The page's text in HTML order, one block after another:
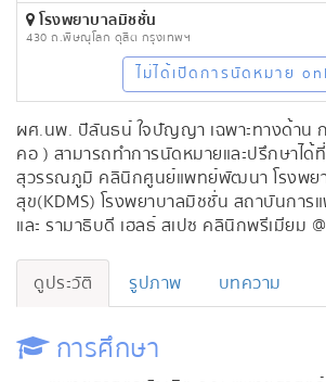
โรงพยาบาลมิชชั่น
430 ถ.พิษณุโลก ดุสิต กรุงเทพฯ
ไม่ได้เปิดการนัดหมาย
ผศ.นพ. ปิลันธน์ ใจปัญญา เฉพาะทางด้าน
คอ ) สามารถทำการนัดหมายและปรึกษาได้
สุวรรณภูมิ คลินิกศูนย์แพทย์พัฒนา โรงพย
สุข(KDMS) โรงพยาบาลมิชชั่น สถาบันกา
และ รามาธิบดี เฮลธ์ สเปซ คลินิกพรีเมียม
ดูประวัติ รูปภาพ บทความ
การศึกษา